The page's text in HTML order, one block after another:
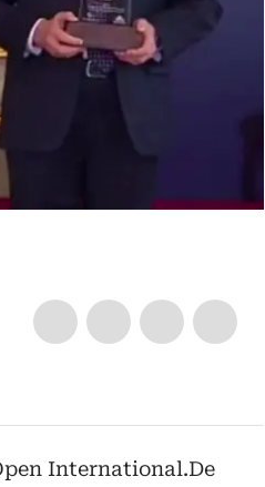
International.De